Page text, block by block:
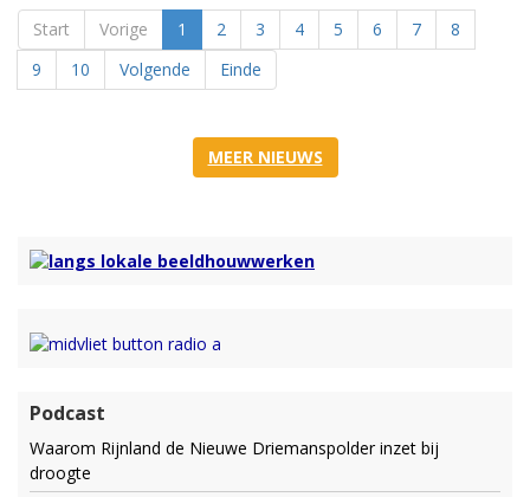
Start Vorige 1 2 3 4 5 6 7
8
9
10 Volgende Einde
MEER NIEUWS
Podcast
Waarom Rijnland de Nieuwe Driemanspolder inzet bij
droogte